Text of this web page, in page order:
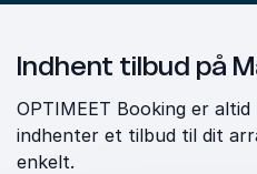
Indhent tilbud på
OPTIMEET Booking er
indhenter et tilbud til dit
enkelt.